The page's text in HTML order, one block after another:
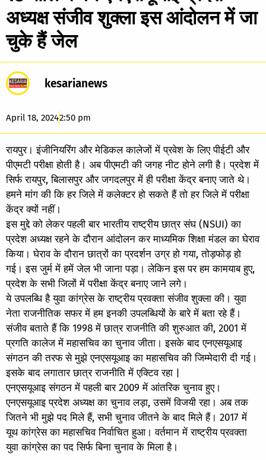
अध्यक्ष संजीव शुक्ला इस आंदोलन में जा
चुके हैं जेल
kesarianews
April 18, 20242:50 pm
रायपुर। इंजीनियरिंग और मेडिकल कालेजों में प्रवेश के लिए पीईटी और
पीएमटी परीक्षा होती है। अब पीएमटी की जगह नीट होने लगी है। प्रदेश में
सिर्फ रायपुर, बिलासपुर और जगदलपुर में ही परीक्षा केंद्र बनाए जाते थे।
हमने मांग की कि हर जिले में कलेक्टर हो सकते हैं तो हर जिले में परीक्षा
केंद्र क्यों नहीं।
इस मुद्दे को लेकर पहली बार भारतीय राष्ट्रीय छात्र संघ (NSUI) का
प्रदेश अध्यक्ष रहने के दौरान आंदोलन कर माध्यमिक शिक्षा मंडल का घेराव
किया। घेराव के दौरान छात्रों का प्रदर्शन उग्र हो गया, तोड़फोड़ हो
गई। इस जुर्म में हमें जेल भी जाना पड़ा। लेकिन इस पर हम कामयाब हुए,
प्रदेश के सभी जिलों में परीक्षा केंद्र बनाए जाने लगे।
ये उपलब्धि है युवा कांग्रेस के राष्ट्रीय प्रवक्ता संजीव शुक्ला की। युवा
नेता राजनीतिक सफर में हम इनकी उपलब्धियों के बारे में बता रहे हैं।
संजीव बताते हैं कि 1998 में छात्र राजनीति की शुरुआत की, 2001 में
प्रगति कालेज में महासचिव का चुनाव जीता। इसके बाद एनएसयूआइ
संगठन की तरफ से मुझे एनएसयूआइ का महासचिव की जिम्मेदारी दी गई।
इसके बाद लगातार छात्र राजनीति में एक्टिव रहा |
एनएसयूआइ संगठन में पहली बार 2009 में आंतरिक चुनाव हुए।
एनएसयूआइ प्रदेश अध्यक्ष का चुनाव लड़ा, उसमें विजयी रहा। अब तक
जितने भी मुझे पद मिले हैं, सभी चुनाव जीतने के बाद मिले हैं। 2017 में
यूथ कांग्रेस का महासचिव निर्वाचित हुआ। वर्तमान में राष्ट्रीय प्रवक्ता
युवा कांग्रेस का पद सिर्फ बिना चुनाव के मिला है।